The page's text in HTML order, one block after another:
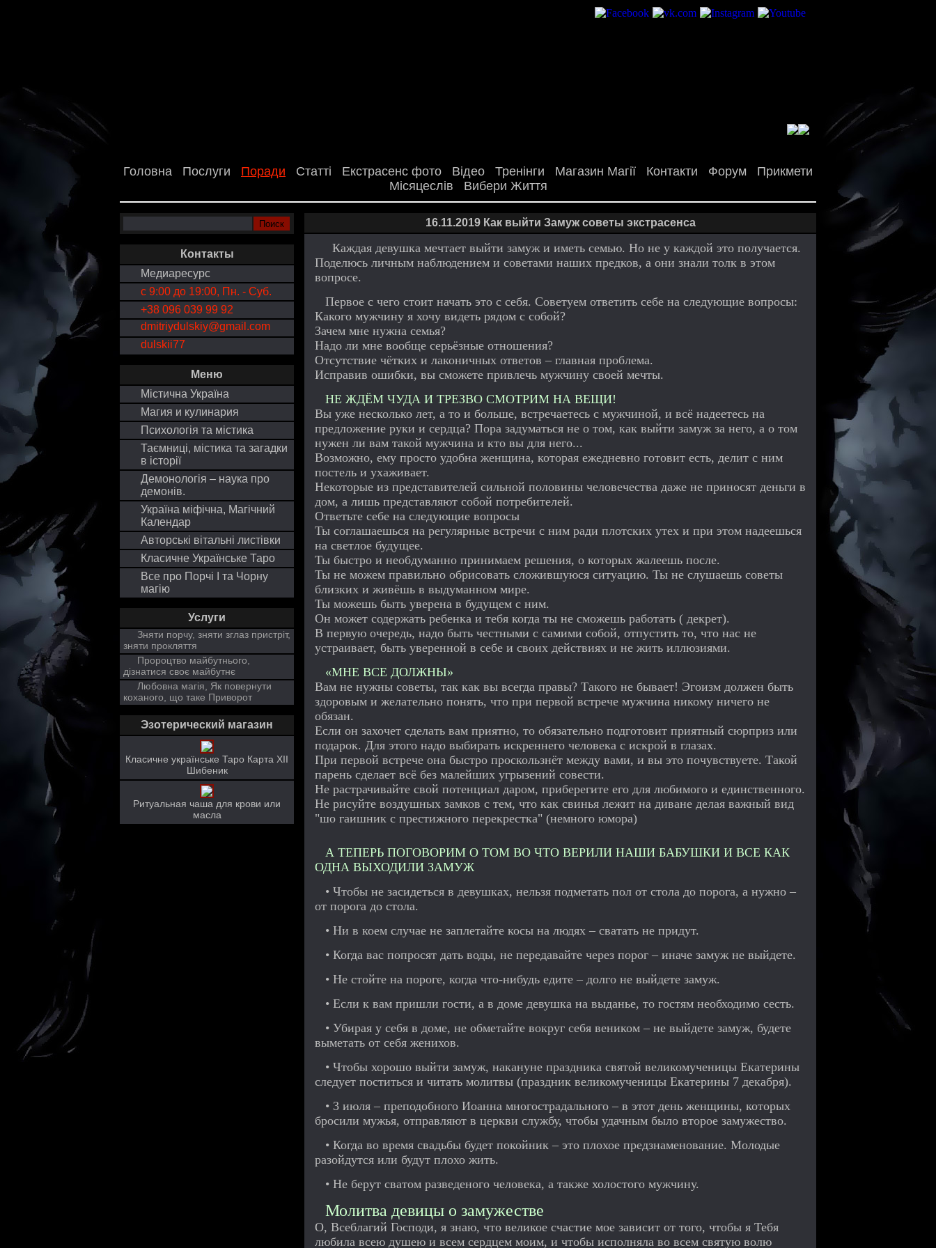
Головна Послуги Поради Статті Екстрасенс фото Відео Тренінги Магазин Магії Контакти Форум
Прикмети
Місяцеслів
Вибери Життя
Контакты
Медиаресурс
с 9:00 до 19:00, Пн. - Суб.
+38 096 039 99 92
dmitriydulskiy@gmail.com
dulskii77
Меню
Містична Україна
Магия и кулинария
Психологія та містика
Таємниці, містика та загадки
в історії
Демонологія – наука про
демонів.
Україна міфічна, Магічний
Календар
Авторські вітальні листівки
Класичне Українське Таро
Все про Порчі І та Чорну
магію
Услуги
Зняти порчу, зняти зглаз пристріт,
зняти прокляття
Пророцтво майбутнього,
дізнатися своє майбутнє
Любовна магія, Як повернути
коханого, що таке Приворот
Эзотерический магазин
Класичне українське Таро Карта ХІІ
Шибеник
Ритуальная чаша для крови или
масла
16.11.2019 Как выйти Замуж советы экстрасенса
Каждая девушка мечтает выйти замуж и иметь семью. Но не у каждой это получается.
Поделюсь личным наблюдением и советами наших предков, а они знали толк в этом
вопросе.
Первое с чего стоит начать это с себя. Советуем ответить себе на следующие вопросы:
Какого мужчину я хочу видеть рядом с собой?
Зачем мне нужна семья?
Надо ли мне вообще серьёзные отношения?
Отсутствие чётких и лаконичных ответов – главная проблема.
Исправив ошибки, вы сможете привлечь мужчину своей мечты.
НЕ ЖДЁМ ЧУДА И ТРЕЗВО СМОТРИМ НА ВЕЩИ!
Вы уже несколько лет, а то и больше, встречаетесь с мужчиной, и всё надеетесь на
предложение руки и сердца? Пора задуматься не о том, как выйти замуж за него, а о том
нужен ли вам такой мужчина и кто вы для него...
Возможно, ему просто удобна женщина, которая ежедневно готовит есть, делит с ним
постель и ухаживает.
Некоторые из представителей сильной половины человечества даже не приносят деньги в
дом, а лишь представляют собой потребителей.
Ответьте себе на следующие вопросы
Ты соглашаешься на регулярные встречи с ним ради плотских утех и при этом надеешься
на светлое будущее.
Ты быстро и необдуманно принимаем решения, о которых жалеешь после.
Ты не можем правильно обрисовать сложившуюся ситуацию. Ты не слушаешь советы
близких и живёшь в выдуманном мире.
Ты можешь быть уверена в будущем с ним.
Он может содержать ребенка и тебя когда ты не сможешь работать ( декрет).
В первую очередь, надо быть честными с самими собой, отпустить то, что нас не
устраивает, быть уверенной в себе и своих действиях и не жить иллюзиями.
«МНЕ ВСЕ ДОЛЖНЫ»
Вам не нужны советы, так как вы всегда правы? Такого не бывает! Эгоизм должен быть
здоровым и желательно понять, что при первой встрече мужчина никому ничего не
обязан.
Если он захочет сделать вам приятно, то обязательно подготовит приятный сюрприз или
подарок. Для этого надо выбирать искреннего человека с искрой в глазах.
При первой встрече она быстро проскользнёт между вами, и вы это почувствуете. Такой
парень сделает всё без малейших угрызений совести.
Не растрачивайте свой потенциал даром, приберегите его для любимого и единственного.
Не рисуйте воздушных замков с тем, что как свинья лежит на диване делая важный вид
"шо гаишник с престижного перекрестка" (немного юмора)
А ТЕПЕРЬ ПОГОВОРИМ О ТОМ ВО ЧТО ВЕРИЛИ НАШИ БАБУШКИ И ВСЕ КАК
ОДНА ВЫХОДИЛИ ЗАМУЖ
• Чтобы не засидеться в девушках, нельзя подметать пол от стола до порога, а нужно –
от порога до стола.
• Ни в коем случае не заплетайте косы на людях – сватать не придут.
• Когда вас попросят дать воды, не передавайте через порог – иначе замуж не выйдете.
• Не стойте на пороге, когда что-нибудь едите – долго не выйдете замуж.
• Если к вам пришли гости, а в доме девушка на выданье, то гостям необходимо сесть.
• Убирая у себя в доме, не обметайте вокруг себя веником – не выйдете замуж, будете
выметать от себя женихов.
• Чтобы хорошо выйти замуж, накануне праздника святой великомученицы Екатерины
следует поститься и читать молитвы (праздник великомученицы Екатерины 7 декабря).
• 3 июля – преподобного Иоанна многострадального – в этот день женщины, которых
бросили мужья, отправляют в церкви службу, чтобы удачным было второе замужество.
• Когда во время свадьбы будет покойник – это плохое предзнаменование. Молодые
разойдутся или будут плохо жить.
• Не берут сватом разведеного человека, а также холостого мужчину.
Молитва девицы о замужестве
О, Всеблагий Господи, я знаю, что великое счастие мое зависит от того, чтобы я Тебя
любила всею душею и всем сердцем моим, и чтобы исполняла во всем святую волю